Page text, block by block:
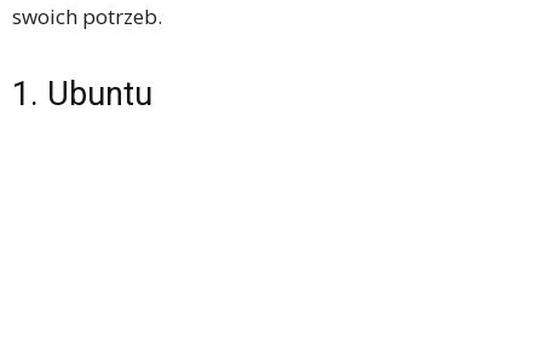
swoich potrzeb.
1. Ubuntu